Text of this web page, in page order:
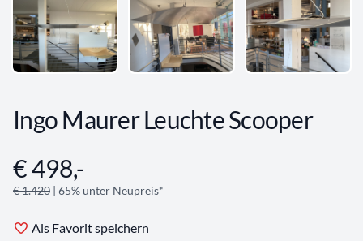
Ingo Maurer Leuchte Scooper
Angebotsinformationen
€ 498,-
€ 1.420 | 65% unter Neupreis*
Als Favorit speichern